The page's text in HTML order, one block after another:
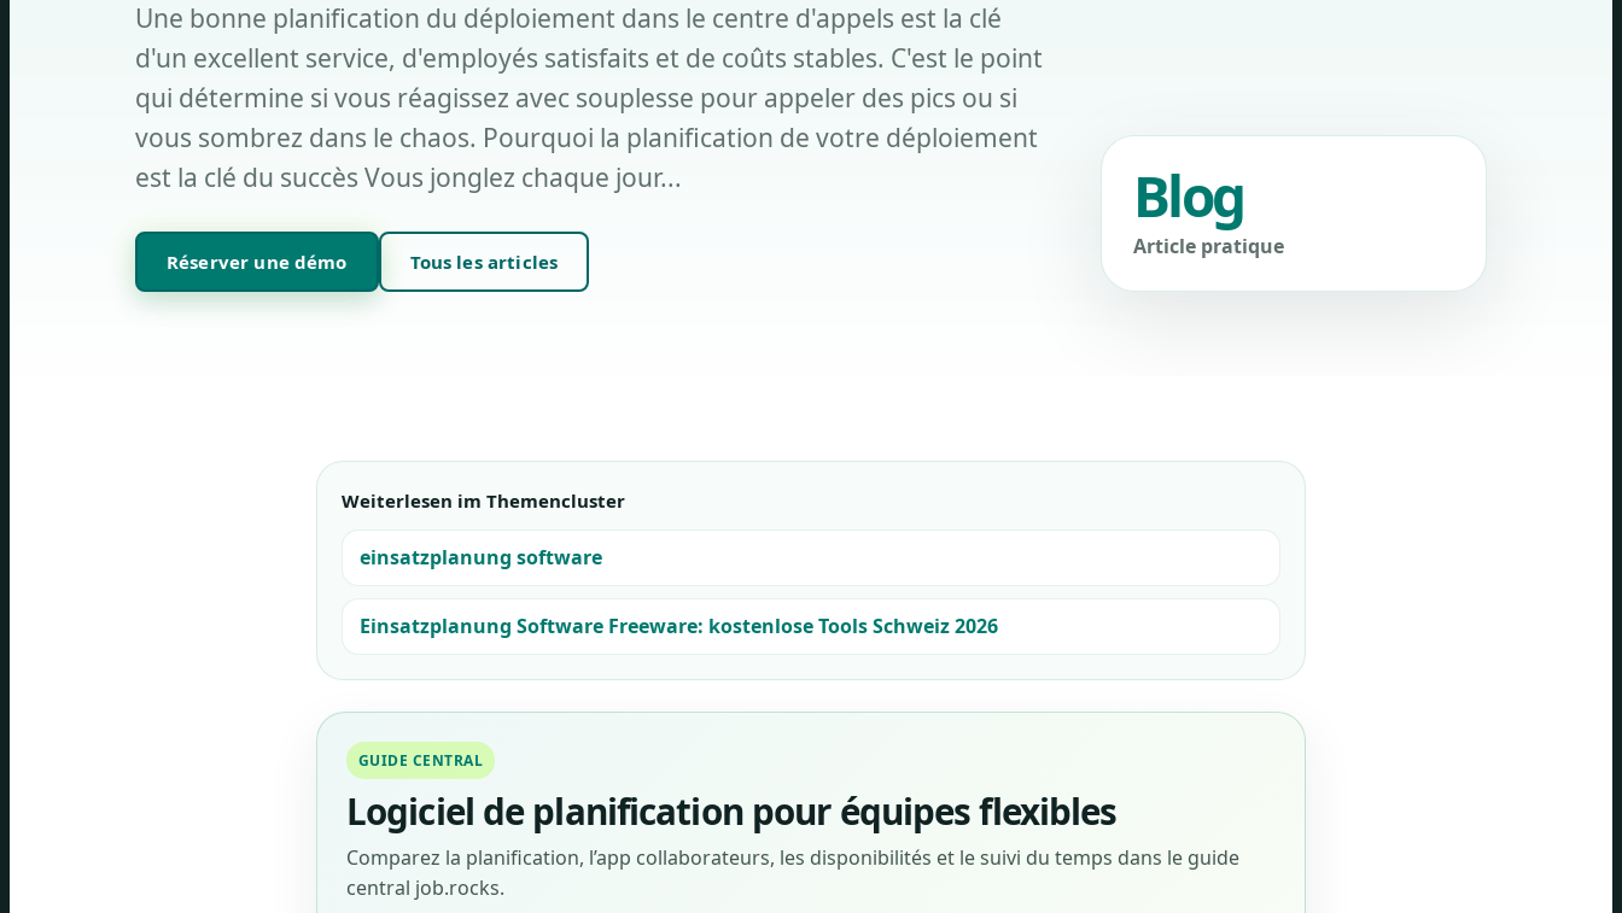
Une bonne planification du déploiement dans le centre d'appels est la clé
d'un excellent service, d'employés satisfaits et de coûts stables. C'est le point
qui détermine si vous réagissez avec souplesse pour appeler des pics ou si
vous sombrez dans le chaos. Pourquoi la planification de votre déploiement
est la clé du succès Vous jonglez chaque jour...
Réserver une démo Tous les articles
Blog
Article pratique
Weiterlesen im Themencluster
einsatzplanung software
Einsatzplanung Software Freeware: kostenlose Tools Schweiz 2026
GUIDE CENTRAL
Logiciel de planification pour équipes flexibles
Comparez la planification, l’app collaborateurs, les disponibilités et le suivi du temps dans le guide
central job.rocks.